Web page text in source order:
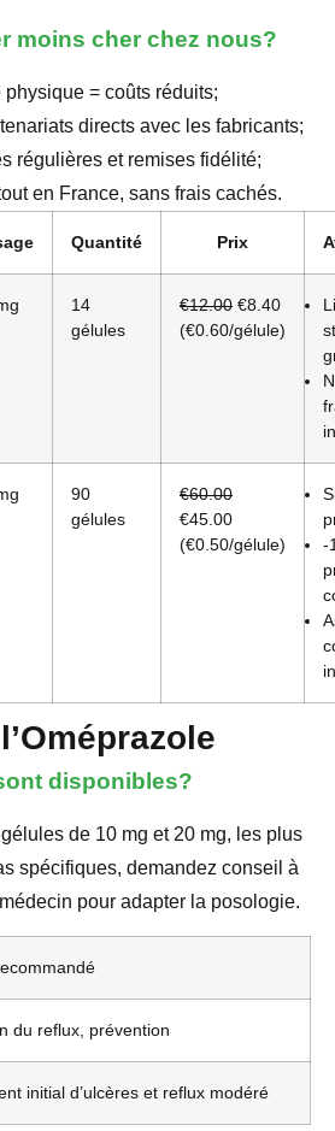
moins cher chez nous?
= coûts réduits;
directs avec les fabricants;
régulières et remises fidélité;
en France, sans frais cachés.
Quantité Prix
14
gélules
€12.00 €8.40
(€0.60/gélule)
90
gélules
€60.00
€45.00
(€0.50/gélule)
-
disponibles?
de 10 mg et 20 mg, les plus
spécifiques, demandez conseil à
pour adapter la posologie.
du reflux, prévention
initial d’ulcères et reflux modéré